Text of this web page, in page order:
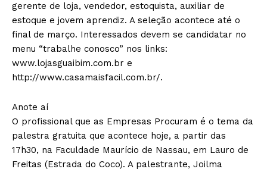
gerente de loja, vendedor, estoquista, auxiliar de
estoque e jovem aprendiz. A seleção acontece até o
final de março. Interessados devem se candidatar no
menu “trabalhe conosco” nos links:
www.lojasguaibim.com.br e
http://www.casamaisfacil.com.br/.
Anote aí
O profissional que as Empresas Procuram é o tema da
palestra gratuita que acontece hoje, a partir das
17h30, na Faculdade Maurício de Nassau, em Lauro de
Freitas (Estrada do Coco). A palestrante, Joilma